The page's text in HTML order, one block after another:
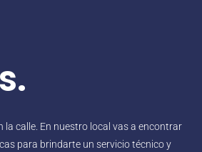
calle. En nuestro local vas a encontrar
para brindarte un servicio técnico y